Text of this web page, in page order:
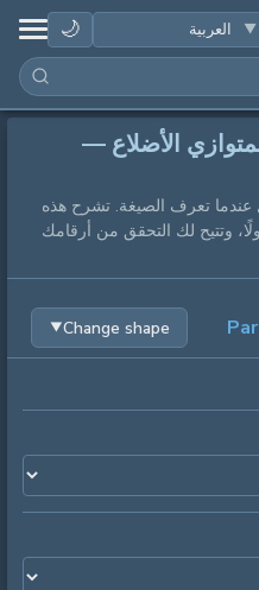
🌙
الأضلاع —
تعرف الصيغة. تشرح هذه
وتتيح لك التحقق من أرقامك
Change shape
▼